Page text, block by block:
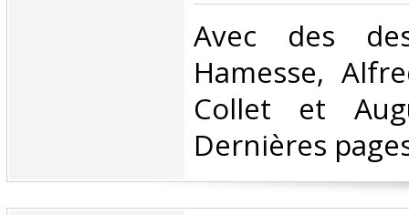
‎Avec des
Hamesse,
Collet et
Dernières